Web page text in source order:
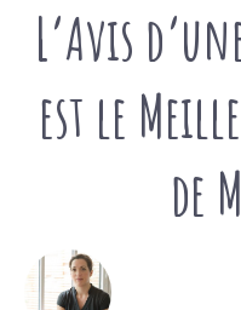
L’Avis
est le
de